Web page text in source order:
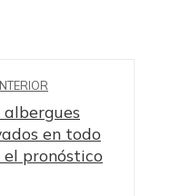
en todo
pronóstico